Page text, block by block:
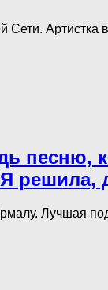
Сети.
песню,
решила,
Лучшая